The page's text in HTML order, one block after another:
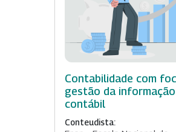
Contabilidade com
gestão da informação
contábil
Conteudista: